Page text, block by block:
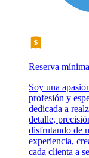
Reserva
Soy una
profesión y
dedicada a
detalle,
disfrutando de
experiencia,
cada clienta a